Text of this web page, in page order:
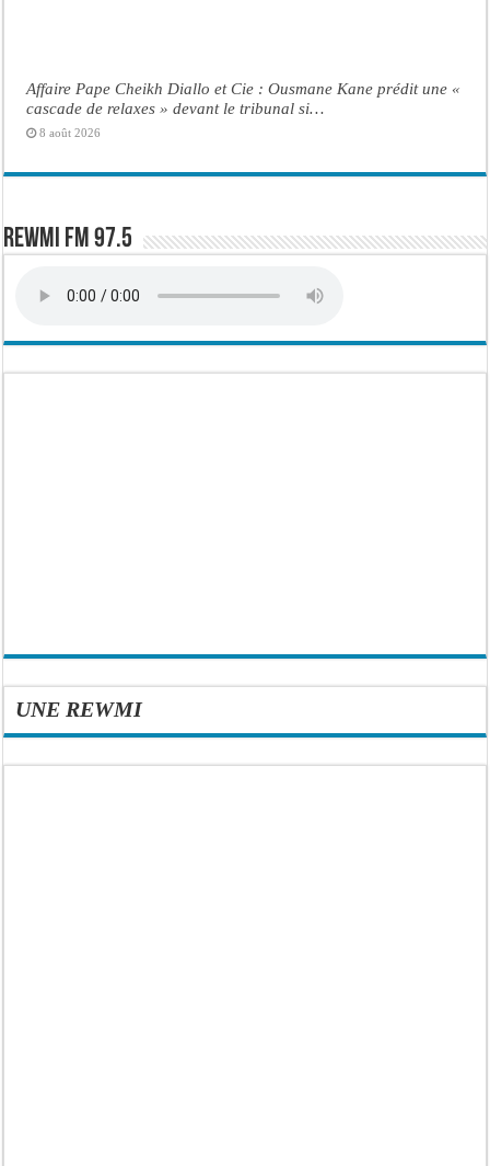
Affaire Pape Cheikh Diallo et Cie : Ousmane Kane prédit une «
cascade de relaxes » devant le tribunal si…
8 août 2026
Rewmi FM 97.5
UNE REWMI